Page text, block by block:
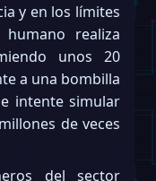
y en los límites
realiza
unos 20
a una bombilla
intente simular
de veces
del sector